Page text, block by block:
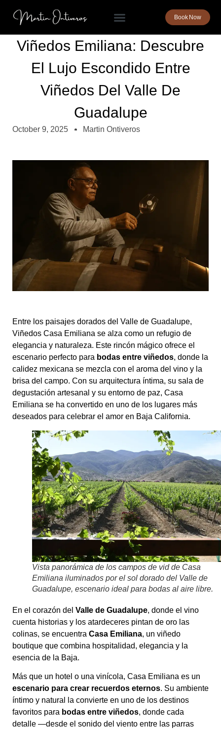
Book Now
Viñedos Emiliana: Descubre
El Lujo Escondido Entre
Viñedos Del Valle De
Guadalupe
October 9, 2025 Martin Ontiveros
Entre los paisajes dorados del Valle de Guadalupe,
Viñedos Casa Emiliana se alza como un refugio de
elegancia y naturaleza. Este rincón mágico ofrece el
escenario perfecto para bodas entre viñedos, donde la
calidez mexicana se mezcla con el aroma del vino y la
brisa del campo. Con su arquitectura íntima, su sala de
degustación artesanal y su entorno de paz, Casa
Emiliana se ha convertido en uno de los lugares más
deseados para celebrar el amor en Baja California.
Vista panorámica de los campos de vid de Casa
Emiliana iluminados por el sol dorado del Valle de
Guadalupe, escenario ideal para bodas al aire libre.
En el corazón del Valle de Guadalupe, donde el vino
cuenta historias y los atardeceres pintan de oro las
colinas, se encuentra Casa Emiliana, un viñedo
boutique que combina hospitalidad, elegancia y la
esencia de la Baja.
Más que un hotel o una vinícola, Casa Emiliana es un
escenario para crear recuerdos eternos. Su ambiente
íntimo y natural la convierte en uno de los destinos
favoritos para bodas entre viñedos, donde cada
detalle —desde el sonido del viento entre las parras